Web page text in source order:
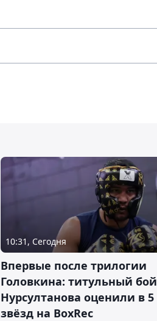
10:31, Сегодня
Впервые после трилогии
Головкина: титульный бой
Нурсултанова оценили в 5
звёзд на BoxRec